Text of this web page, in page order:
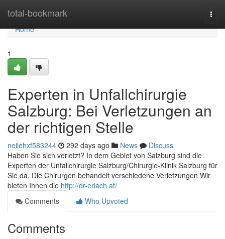
total-bookmark
Home
Home
1
Experten in Unfallchirurgie
Salzburg: Bei Verletzungen an
der richtigen Stelle
neilehxf583244 292 days ago News
Discuss
Haben Sie sich verletzt? In dem Gebiet von Salzburg sind die
Experten der Unfallchirurgie Salzburg/Chirurgie-Klinik Salzburg für
Sie da. Die Chirurgen behandelt verschiedene Verletzungen Wir
bieten Ihnen die http://dr-erlach.at/
Comments
Who Upvoted
Comments